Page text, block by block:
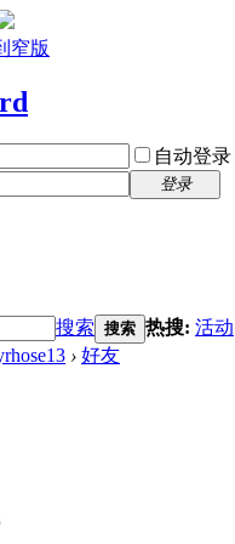
窄版
自动登录
登录
搜索 搜索 热搜: 活动
› 好友